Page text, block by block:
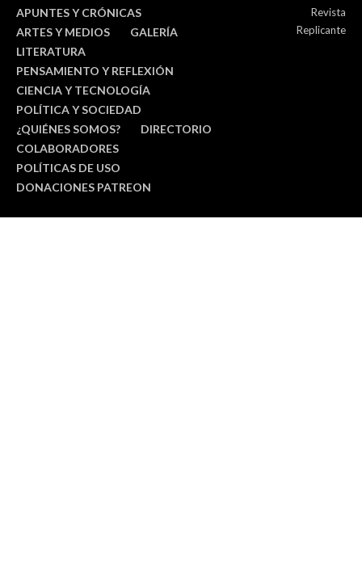
APUNTES Y CRÓNICAS
ARTES Y MEDIOS
GALERÍA
LITERATURA
PENSAMIENTO Y REFLEXIÓN
CIENCIA Y TECNOLOGÍA
POLÍTICA Y SOCIEDAD
¿QUIÉNES SOMOS?
DIRECTORIO
COLABORADORES
POLÍTICAS DE USO
DONACIONES PATREON
Revista
Replicante